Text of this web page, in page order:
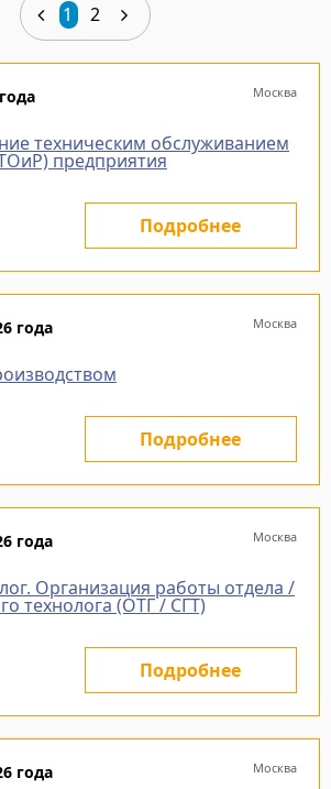
1 2
Москва
техническим обслуживанием
предприятия
Подробнее
года Москва
Подробнее
года Москва
Организация работы отдела /
технолога (ОТГ / СГТ)
Подробнее
года Москва